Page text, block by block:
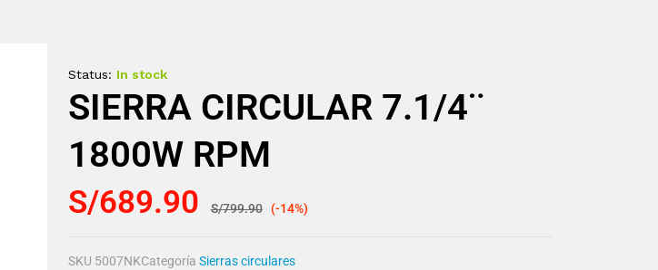
Status: In stock
SIERRA CIRCULAR 7.1/4¨
1800W RPM
S/689.90 S/799.90 (-14%)
SKU 5007NKCategoría Sierras circulares